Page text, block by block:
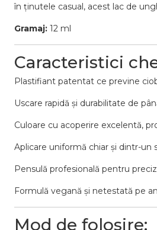
în ținutele casual, acest lac de
Gramaj: 12 ml
Caracteristici
Plastifiant patentat ce previne
Uscare rapidă și durabilitate de
Culoare cu acoperire excelentă,
Aplicare uniformă chiar și dintr-un
Pensulă profesională pentru
Formulă vegană și netestată pe
Mod de folosire: